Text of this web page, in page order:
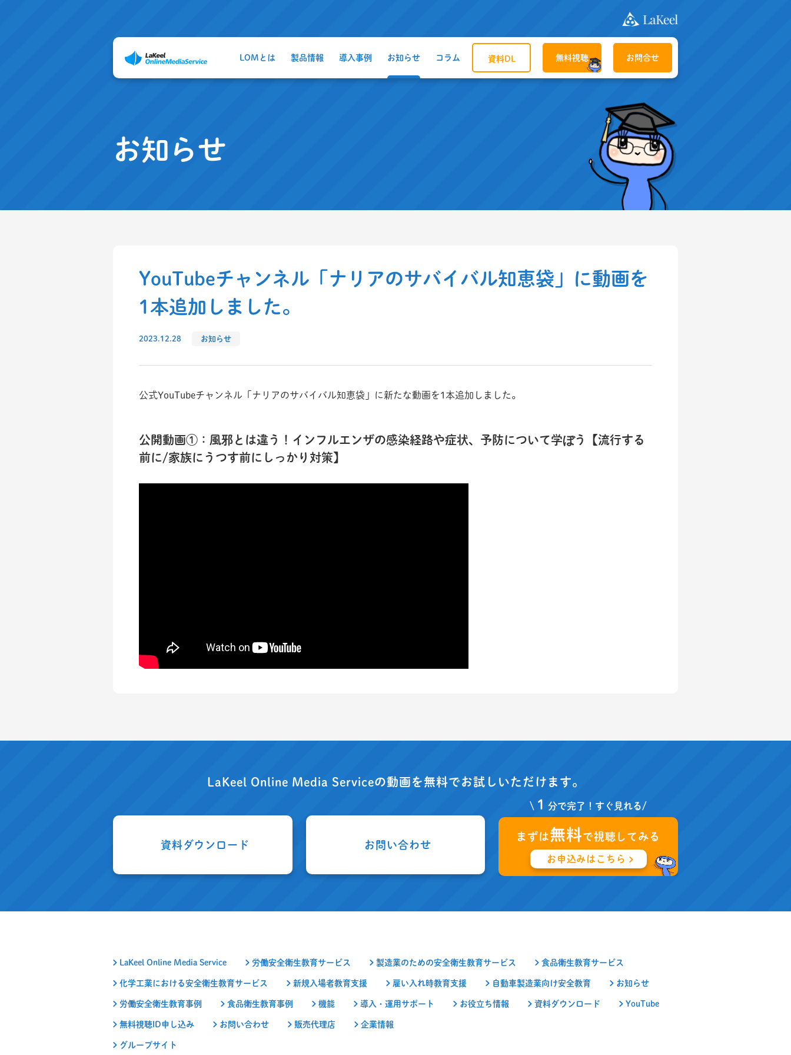
LOMとは 製品情報 導入事例 お知らせ コラム 資料DL 無料視聴 お問合せ
お知らせ
YouTubeチャンネル「ナリアのサバイバル知恵袋」に動画を
1本追加しました。
2023.12.28 お知らせ
公式YouTubeチャンネル「ナリアのサバイバル知恵袋」に新たな動画を1本追加しました。
公開動画①：風邪とは違う！インフルエンザの感染経路や症状、予防について学ぼう【流行する
前に/家族にうつす前にしっかり対策】
LaKeel Online Media Serviceの動画を無料でお試しいただけます。
資料ダウンロード お問い合わせ
\ １分で完了！すぐ見れる/
まずは無料で視聴してみる
お申込みはこちら
LaKeel Online Media Service 労働安全衛生教育サービス 製造業のための安全衛生教育サービス 食品衛生教育サービス
化学工業における安全衛生教育サービス 新規入場者教育支援 雇い入れ時教育支援 自動車製造業向け安全教育 お知らせ
労働安全衛生教育事例 食品衛生教育事例 機能 導入・運用サポート お役立ち情報 資料ダウンロード YouTube
無料視聴ID申し込み お問い合わせ 販売代理店 企業情報
グループサイト